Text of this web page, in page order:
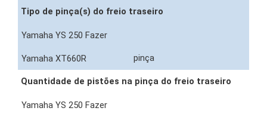
Tipo de pinça(s) do freio traseiro
pinça
Quantidade de pistões na pinça do freio traseiro